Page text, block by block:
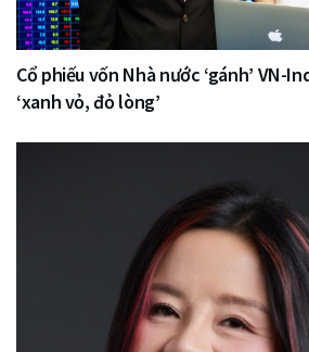
Cổ phiếu vốn Nhà nước ‘gánh’ VN-
‘xanh vỏ, đỏ lòng’